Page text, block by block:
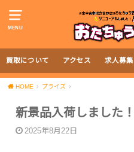
MENU
買取について アクセス 求人募集
HOME プライズ
新景品入荷しました！
2025年8月22日